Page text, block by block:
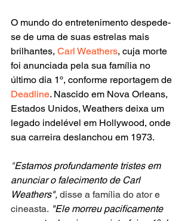
O mundo do entretenimento despede-
se de uma de suas estrelas mais
brilhantes, Carl Weathers, cuja morte
foi anunciada pela sua família no
último dia 1º, conforme reportagem de
Deadline. Nascido em Nova Orleans,
Estados Unidos, Weathers deixa um
legado indelével em Hollywood, onde
sua carreira deslanchou em 1973.
"Estamos profundamente tristes em
anunciar o falecimento de Carl
Weathers", disse a família do ator e
cineasta. "Ele morreu pacificamente